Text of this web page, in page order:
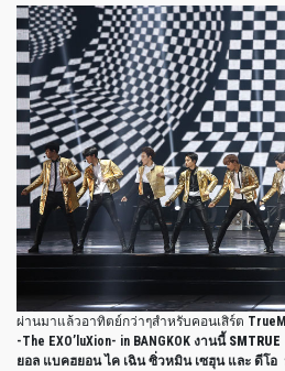
ผ่านมาแล้วอาทิตย์กว่าๆสำหรับคอนเสิร์ต
-The EXO’luXion- in BANGKOK งานนี้ SMTRUE
ยอล แบคฮยอน ไค เฉิน ซิ่วหมิน เซฮุน และ ดีโอ